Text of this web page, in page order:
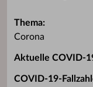
Thema:
Corona
Aktuelle COVID-
COVID-19-